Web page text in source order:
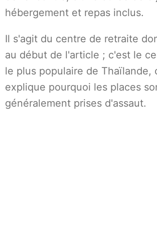
hébergement et repas inclus.
Il s'agit du centre de retraite
au début de l'article ; c'est le
le plus populaire de Thaïlande,
explique pourquoi les places
généralement prises d'assaut.